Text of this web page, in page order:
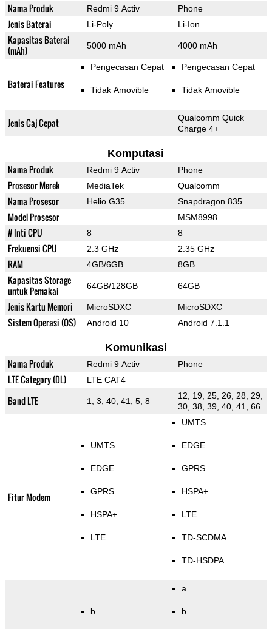
Nama Produk Redmi 9 Activ Phone
Jenis Baterai Li-Poly Li-Ion
Kapasitas Baterai
(mAh)
5000 mAh 4000 mAh
Baterai Features
Pengecasan Cepat
Tidak Amovible
Pengecasan Cepat
Tidak Amovible
Jenis Caj Cepat
Qualcomm Quick
Charge 4+
Komputasi
Nama Produk Redmi 9 Activ Phone
Prosesor Merek MediaTek Qualcomm
Nama Prosesor Helio G35 Snapdragon 835
Model Prosesor MSM8998
# Inti CPU 8 8
Frekuensi CPU 2.3 GHz 2.35 GHz
RAM 4GB/6GB 8GB
Kapasitas Storage
untuk Pemakai
64GB/128GB 64GB
Jenis Kartu Memori MicroSDXC MicroSDXC
Sistem Operasi (OS) Android 10 Android 7.1.1
Komunikasi
Nama Produk Redmi 9 Activ Phone
LTE Category (DL) LTE CAT4
Band LTE 1, 3, 40, 41, 5, 8
12, 19, 25, 26, 28, 29,
30, 38, 39, 40, 41, 66
Fitur Modem
UMTS
EDGE
GPRS
HSPA+
LTE
UMTS
EDGE
GPRS
HSPA+
LTE
TD-SCDMA
TD-HSDPA
b
a
b